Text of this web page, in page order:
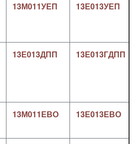
13М011УЕП 13Е013УЕП
13Е013ДПП 13Е013ГДПП
13М011ЕВО 13Е013ЕВО